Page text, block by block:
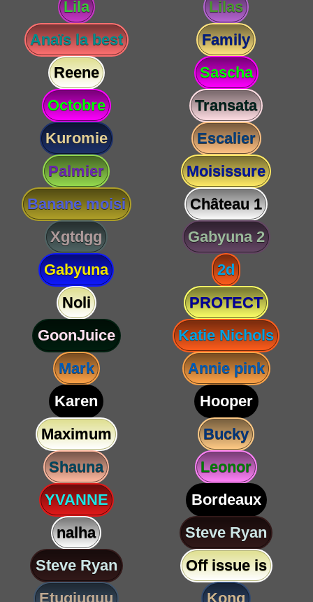
Lila
Lilas
Anaïs la best
Family
Reene
Sascha
Octobre
Transata
Kuromie
Escalier
Palmier
Moisissure
Banane moisi
Château 1
Xgtdgg
Gabyuna 2
Gabyuna
2d
Noli
PROTECT
GoonJuice
Katie Nichols
Mark
Annie pink
Karen
Hooper
Maximum
Bucky
Shauna
Leonor
YVANNE
Bordeaux
nalha
Steve Ryan
Steve Ryan
Off issue is
Etugjuguu
Kong